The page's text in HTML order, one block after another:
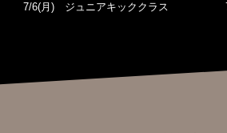
7/6(月) ジュニアキッククラス